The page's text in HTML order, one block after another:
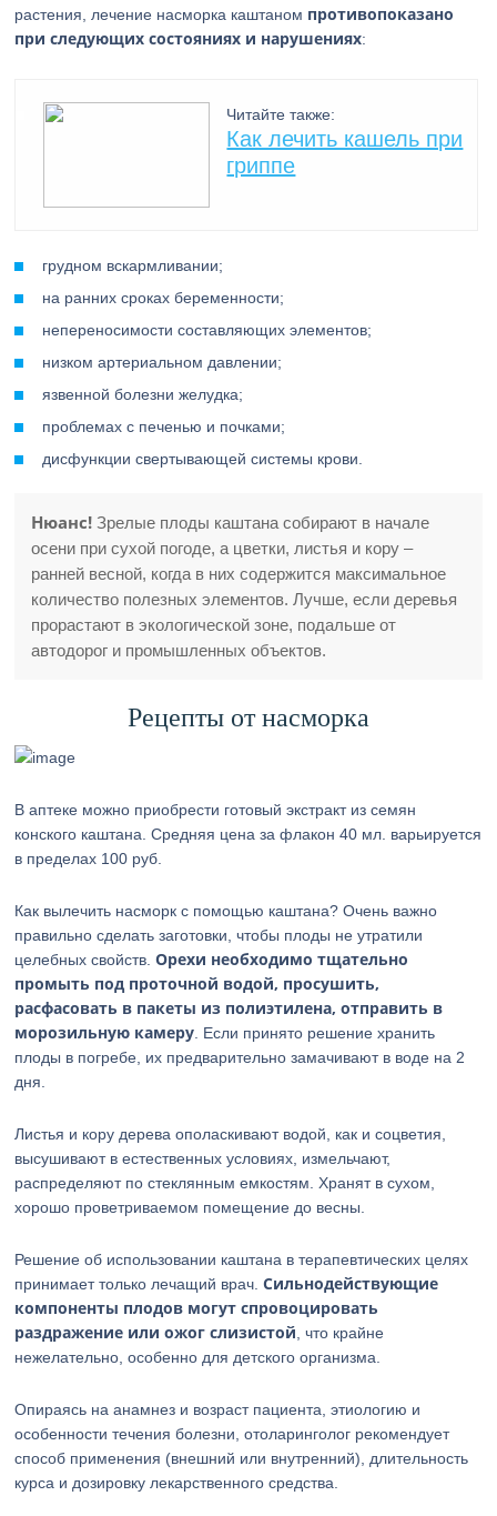
растения, лечение насморка каштаном противопоказано
при следующих состояниях и нарушениях:
Читайте также:
Как лечить кашель при
гриппе
грудном вскармливании;
на ранних сроках беременности;
непереносимости составляющих элементов;
низком артериальном давлении;
язвенной болезни желудка;
проблемах с печенью и почками;
дисфункции свертывающей системы крови.
Нюанс! Зрелые плоды каштана собирают в начале
осени при сухой погоде, а цветки, листья и кору –
ранней весной, когда в них содержится максимальное
количество полезных элементов. Лучше, если деревья
прорастают в экологической зоне, подальше от
автодорог и промышленных объектов.
Рецепты от насморка
В аптеке можно приобрести готовый экстракт из семян
конского каштана. Средняя цена за флакон 40 мл. варьируется
в пределах 100 руб.
Как вылечить насморк с помощью каштана? Очень важно
правильно сделать заготовки, чтобы плоды не утратили
целебных свойств.Орехи необходимо тщательно
промыть под проточной водой, просушить,
расфасовать в пакеты из полиэтилена, отправить в
морозильную камеру . Если принято решение хранить
плоды в погребе, их предварительно замачивают в воде на 2
дня.
Листья и кору дерева ополаскивают водой, как и соцветия,
высушивают в естественных условиях, измельчают,
распределяют по стеклянным емкостям. Хранят в сухом,
хорошо проветриваемом помещение до весны.
Решение об использовании каштана в терапевтических целях
принимает только лечащий врач.Сильнодействующие
компоненты плодов могут спровоцировать
раздражение или ожог слизистой , что крайне
нежелательно, особенно для детского организма.
Опираясь на анамнез и возраст пациента, этиологию и
особенности течения болезни, отоларинголог рекомендует
способ применения (внешний или внутренний), длительность
курса и дозировку лекарственного средства.